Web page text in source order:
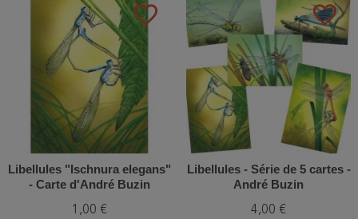
favorite_border
Libellules "Ischnura elegans"
- Carte d'André Buzin
1,00 €
favorite_border
Libellules - Série de 5 cartes -
André Buzin
4,00 €